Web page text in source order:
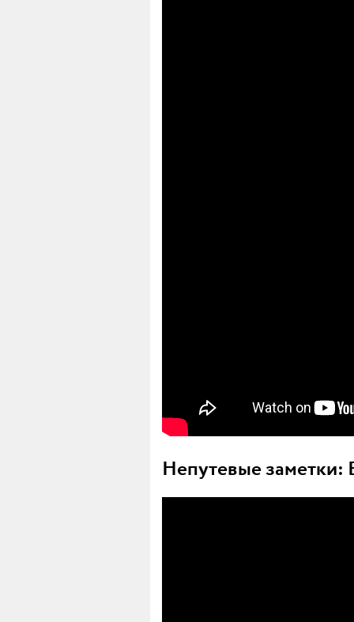
Непутевые заметки: